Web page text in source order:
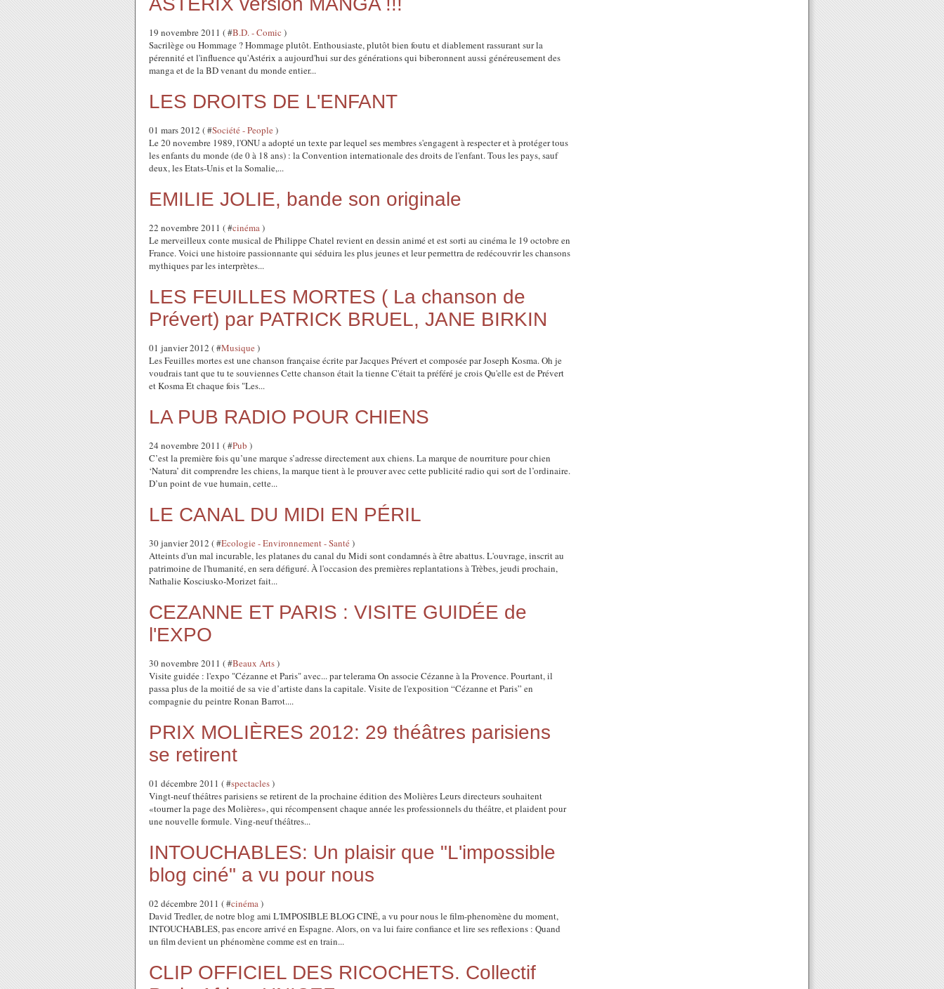
19 novembre 2011 ( #B.D. - Comic )
Sacrilège ou Hommage ? Hommage plutôt. Enthousiaste, plutôt bien foutu et diablement rassurant sur la
pérennité et l'influence qu'Astérix a aujourd'hui sur des générations qui biberonnent aussi généreusement des
manga et de la BD venant du monde entier...
LES DROITS DE L'ENFANT
01 mars 2012 ( #Société - People)
Le 20 novembre 1989, l'ONU a adopté un texte par lequel ses membres s'engagent à respecter et à protéger tous
les enfants du monde (de 0 à 18 ans) : la Convention internationale des droits de l'enfant. Tous les pays, sauf
deux, les Etats-Unis et la Somalie,...
EMILIE JOLIE, bande son originale
22 novembre 2011 ( #cinéma)
Le merveilleux conte musical de Philippe Chatel revient en dessin animé et est sorti au cinéma le 19 octobre en
France. Voici une histoire passionnante qui séduira les plus jeunes et leur permettra de redécouvrir les chansons
mythiques par les interprètes...
LES FEUILLES MORTES ( La chanson de
Prévert) par PATRICK BRUEL, JANE BIRKIN
01 janvier 2012 ( #Musique)
Les Feuilles mortes est une chanson française écrite par Jacques Prévert et composée par Joseph Kosma. Oh je
voudrais tant que tu te souviennes Cette chanson était la tienne C'était ta préféré je crois Qu'elle est de Prévert
et Kosma Et chaque fois "Les...
LA PUB RADIO POUR CHIENS
24 novembre 2011 ( #Pub )
C’est la première fois qu’une marque s’adresse directement aux chiens. La marque de nourriture pour chien
‘Natura’ dit comprendre les chiens, la marque tient à le prouver avec cette publicité radio qui sort de l’ordinaire.
D’un point de vue humain, cette...
LE CANAL DU MIDI EN PÉRIL
30 janvier 2012 ( #Ecologie - Environnement - Santé)
Atteints d'un mal incurable, les platanes du canal du Midi sont condamnés à être abattus. L'ouvrage, inscrit au
patrimoine de l'humanité, en sera défiguré. À l'occasion des premières replantations à Trèbes, jeudi prochain,
Nathalie Kosciusko-Morizet fait...
CEZANNE ET PARIS : VISITE GUIDÉE de
l'EXPO
30 novembre 2011 ( #Beaux Arts)
Visite guidée : l'expo "Cézanne et Paris" avec... par telerama On associe Cézanne à la Provence. Pourtant, il
passa plus de la moitié de sa vie d’artiste dans la capitale. Visite de l'exposition “Cézanne et Paris” en
compagnie du peintre Ronan Barrot....
PRIX MOLIÈRES 2012: 29 théâtres parisiens
se retirent
01 décembre 2011 ( #spectacles)
Vingt-neuf théâtres parisiens se retirent de la prochaine édition des Molières Leurs directeurs souhaitent
«tourner la page des Molières», qui récompensent chaque année les professionnels du théâtre, et plaident pour
une nouvelle formule. Ving-neuf théâtres...
INTOUCHABLES: Un plaisir que "L'impossible
blog ciné" a vu pour nous
02 décembre 2011 ( #cinéma)
David Tredler, de notre blog ami L'IMPOSIBLE BLOG CINÉ, a vu pour nous le film-phenomène du moment,
INTOUCHABLES, pas encore arrivé en Espagne. Alors, on va lui faire confiance et lire ses reflexions : Quand
un film devient un phénomène comme est en train...
CLIP OFFICIEL DES RICOCHETS. Collectif